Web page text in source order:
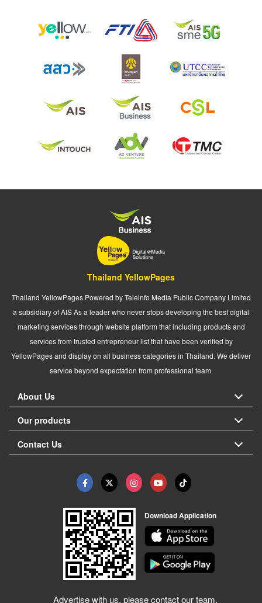
Thailand YellowPages
Thailand YellowPages Powered by Teleinfo Media Public Company Limited
a subsidiary of AIS As a leader who never stops developing the best digital
marketing services through website platform that including products and
services from trusted entrepreneur list that have been verified by
YellowPages and display on all business categories in Thailand. We deliver
service beyond expectation from professional team.
About Us
Our products
Contact Us
Download Application
Advertise with us, please contact our team.